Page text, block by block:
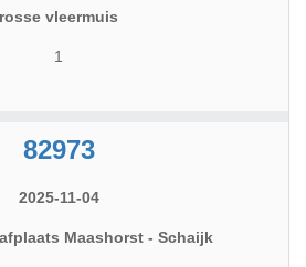
rosse vleermuis
1
82973
2025-11-04
Maashorst - Schaijk